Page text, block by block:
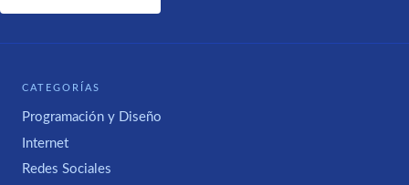
CATEGORÍAS
Programación y Diseño
Internet
Redes Sociales